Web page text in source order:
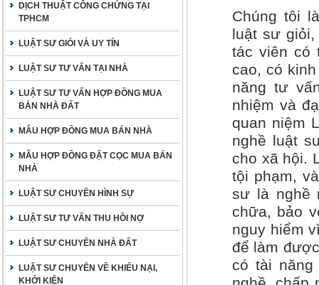
DỊCH THUẬT CÔNG CHỨNG TẠI
TPHCM
LUẬT SƯ GIỎI VÀ UY TÍN
LUẬT SƯ TƯ VẤN TẠI NHÀ
LUẬT SƯ TƯ VẤN HỢP ĐỒNG MUA
BÁN NHÀ ĐẤT
MẪU HỢP ĐỒNG MUA BÁN NHÀ
MẪU HỢP ĐỒNG ĐẶT CỌC MUA BÁN
NHÀ
LUẬT SƯ CHUYÊN HÌNH SỰ
LUẬT SƯ TƯ VẤN THU HỒI NỢ
LUẬT SƯ CHUYÊN NHÀ ĐẤT
LUẬT SƯ CHUYÊN VỀ KHIẾU NẠI,
KHỞI KIỆN
Chúng tôi
luật sư giỏi,
tác viên có
cao, có
năng tư
nhiệm và
quan niệm
nghề luật
cho xã hội.
tội phạm,
sư là nghề
chữa, bảo
nguy hiểm
để làm
có tài năng